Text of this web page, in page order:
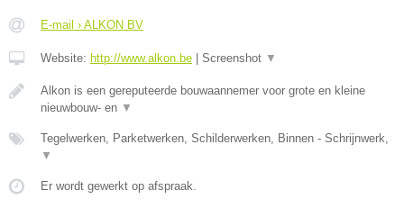
E-mail › ALKON BV
Website: http://www.alkon.be Screenshot ▼
Alkon is een gereputeerde bouwaannemer voor grote en kleine
nieuwbouw- en ▼
Tegelwerken, Parketwerken, Schilderwerken, Binnen - Schrijnwerk,
▼
Er wordt gewerkt op afspraak.